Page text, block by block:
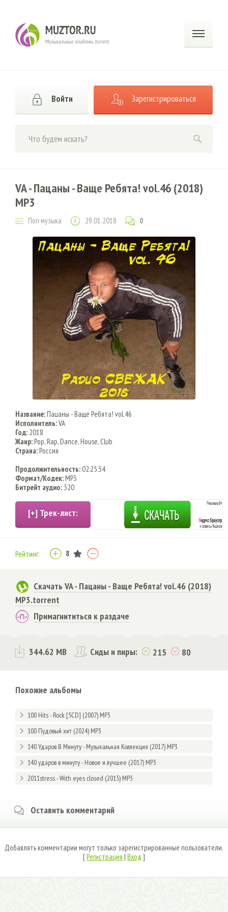
Войти Зарегистрироваться
VA - Пацаны - Ваще Ребята! vol.46 (2018)
MP3
Поп музыка 29.01.2018 0
Название:Пацаны - Ваще Ребята! vol.46
Исполнитель:VA
Год: 2018
Жанр:Pop, Rap, Dance, House, Club
Страна:Россия
Продолжительность:02:25:34
Формат/Кодек:MP3
Битрейт аудио: 320
Рейтинг: 8
Скачать VA - Пацаны - Ваще Ребята! vol.46 (2018)
MP3.torrent
Примагнититься к раздаче
344.62 MB Сиды и пиры: 215 80
Похожие альбомы
100 Hits - Rock [5CD] (2007) MP3
100 Пудовый хит (2024) MP3
140 Ударов В Минуту - Музыкальная Коллекция (2017) MP3
140 ударов в минуту - Новое и лучшее (2017) MP3
2011stress - With eyes closed (2015) MP3
Оставить комментарий
Добавлять комментарии могут только зарегистрированные пользователи.
[Регистрация | Вход ]